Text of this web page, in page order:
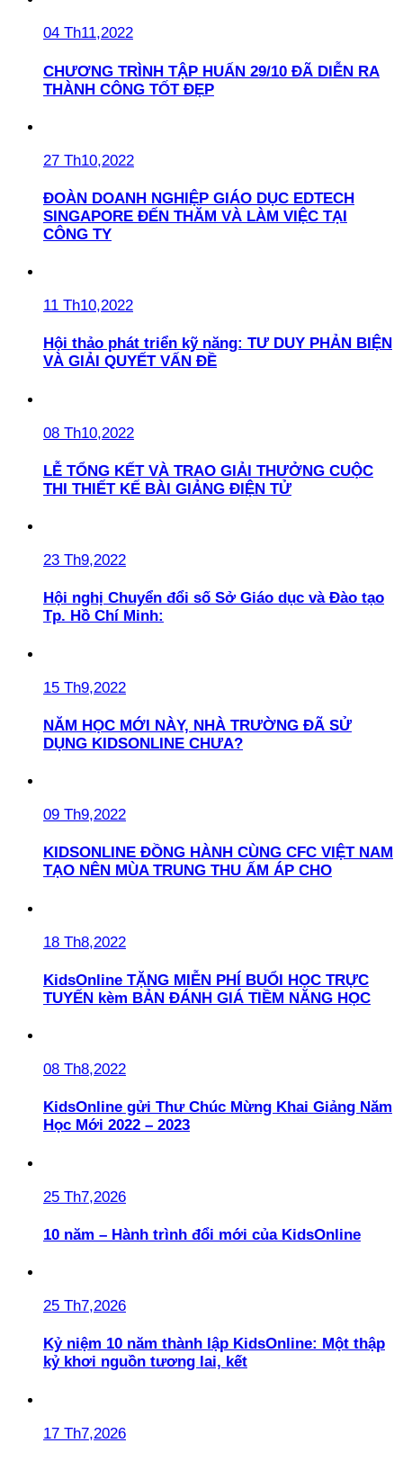
04 Th11,2022
CHƯƠNG TRÌNH TẬP HUẤN 29/10 ĐÃ DIỄN RA
THÀNH CÔNG TỐT ĐẸP
27 Th10,2022
ĐOÀN DOANH NGHIỆP GIÁO DỤC EDTECH
SINGAPORE ĐẾN THĂM VÀ LÀM VIỆC TẠI
CÔNG TY
11 Th10,2022
Hội thảo phát triển kỹ năng: TƯ DUY PHẢN BIỆN
VÀ GIẢI QUYẾT VẤN ĐỀ
08 Th10,2022
LỄ TỔNG KẾT VÀ TRAO GIẢI THƯỞNG CUỘC
THI THIẾT KẾ BÀI GIẢNG ĐIỆN TỬ
23 Th9,2022
Hội nghị Chuyển đổi số Sở Giáo dục và Đào tạo
Tp. Hồ Chí Minh:
15 Th9,2022
NĂM HỌC MỚI NÀY, NHÀ TRƯỜNG ĐÃ SỬ
DỤNG KIDSONLINE CHƯA?
09 Th9,2022
KIDSONLINE ĐỒNG HÀNH CÙNG CFC VIỆT NAM
TẠO NÊN MÙA TRUNG THU ẤM ÁP CHO
18 Th8,2022
KidsOnline TẶNG MIỄN PHÍ BUỔI HỌC TRỰC
TUYẾN kèm BẢN ĐÁNH GIÁ TIỀM NĂNG HỌC
08 Th8,2022
KidsOnline gửi Thư Chúc Mừng Khai Giảng Năm
Học Mới 2022 – 2023
25 Th7,2026
10 năm – Hành trình đổi mới của KidsOnline
25 Th7,2026
Kỷ niệm 10 năm thành lập KidsOnline: Một thập
kỷ khơi nguồn tương lai, kết
17 Th7,2026